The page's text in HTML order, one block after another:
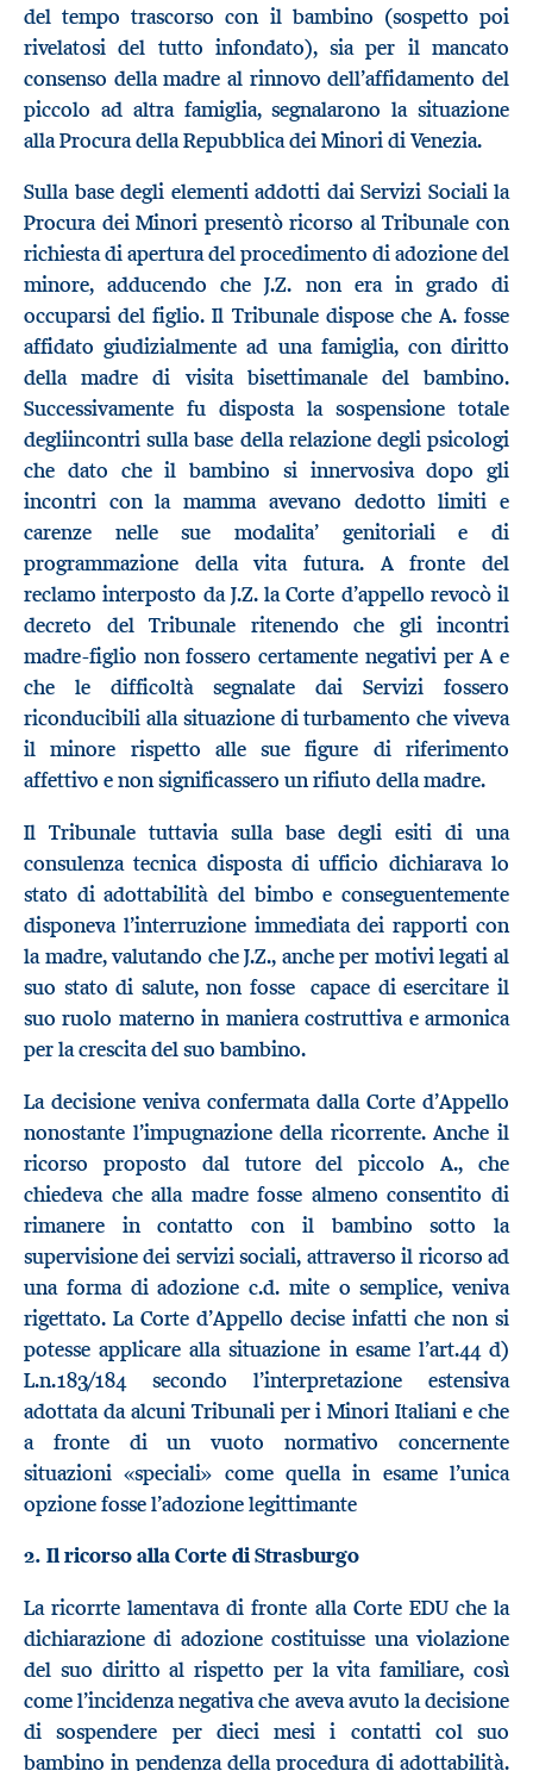
del tempo trascorso con il bambino (sospetto poi
rivelatosi del tutto infondato), sia per il mancato
consenso della madre al rinnovo dell’affidamento del
piccolo ad altra famiglia, segnalarono la situazione
alla Procura della Repubblica dei Minori di Venezia.
Sulla base degli elementi addotti dai Servizi Sociali la
Procura dei Minori presentò ricorso al Tribunale con
richiesta di apertura del procedimento di adozione del
minore, adducendo che J.Z. non era in grado di
occuparsi del figlio. Il Tribunale dispose che A. fosse
affidato giudizialmente ad una famiglia, con diritto
della madre di visita bisettimanale del bambino.
Successivamente fu disposta la sospensione totale
degliincontri sulla base della relazione degli psicologi
che dato che il bambino si innervosiva dopo gli
incontri con la mamma avevano dedotto limiti e
carenze nelle sue modalita’ genitoriali e di
programmazione della vita futura. A fronte del
reclamo interposto da J.Z. la Corte d’appello revocò il
decreto del Tribunale ritenendo che gli incontri
madre-figlio non fossero certamente negativi per A e
che le difficoltà segnalate dai Servizi fossero
riconducibili alla situazione di turbamento che viveva
il minore rispetto alle sue figure di riferimento
affettivo e non significassero un rifiuto della madre.
Il Tribunale tuttavia sulla base degli esiti di una
consulenza tecnica disposta di ufficio dichiarava lo
stato di adottabilità del bimbo e conseguentemente
disponeva l’interruzione immediata dei rapporti con
la madre, valutando che J.Z., anche per motivi legati al
suo stato di salute, non fosse capace di esercitare il
suo ruolo materno in maniera costruttiva e armonica
per la crescita del suo bambino.
La decisione veniva confermata dalla Corte d’Appello
nonostante l’impugnazione della ricorrente. Anche il
ricorso proposto dal tutore del piccolo A., che
chiedeva che alla madre fosse almeno consentito di
rimanere in contatto con il bambino sotto la
supervisione dei servizi sociali, attraverso il ricorso ad
una forma di adozione c.d. mite o semplice, veniva
rigettato. La Corte d’Appello decise infatti che non si
potesse applicare alla situazione in esame l’art.44 d)
L.n.183/184 secondo l’interpretazione estensiva
adottata da alcuni Tribunali per i Minori Italiani e che
a fronte di un vuoto normativo concernente
situazioni «speciali» come quella in esame l’unica
opzione fosse l’adozione legittimante
2. Il ricorso alla Corte di Strasburgo
La ricorrte lamentava di fronte alla Corte EDU che la
dichiarazione di adozione costituisse una violazione
del suo diritto al rispetto per la vita familiare, così
come l’incidenza negativa che aveva avuto la decisione
di sospendere per dieci mesi i contatti col suo
bambino in pendenza della procedura di adottabilità.